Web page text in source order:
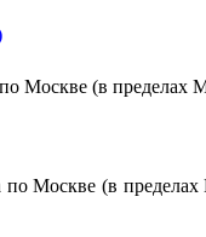
Москве (в
по Москве (в